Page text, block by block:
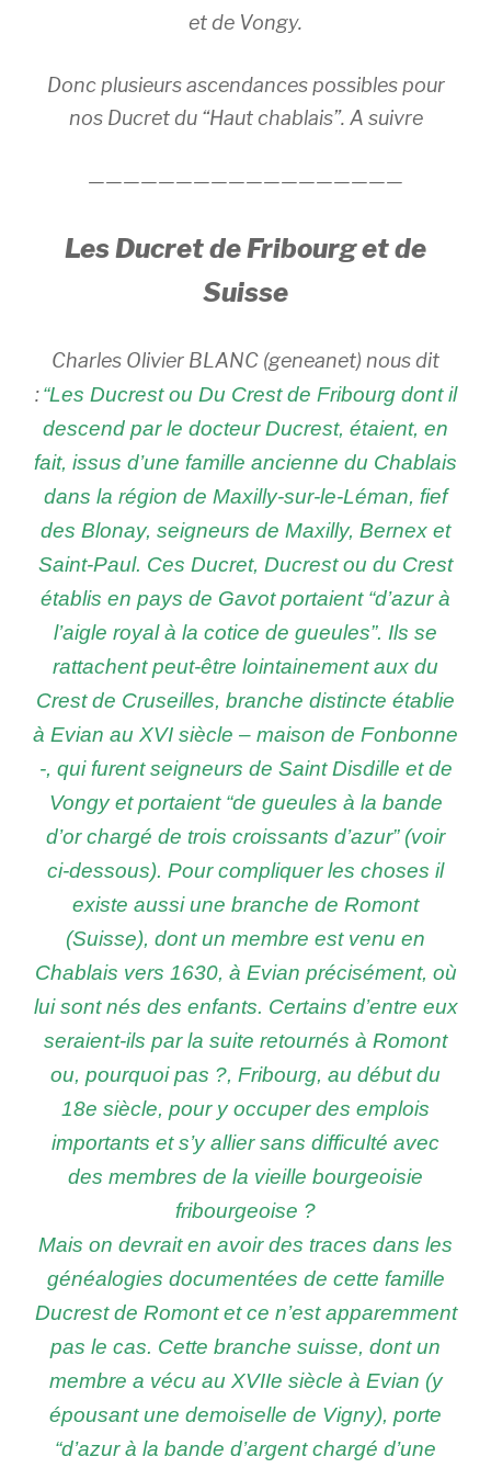
et de Vongy.
Donc plusieurs ascendances possibles pour
nos Ducret du “Haut chablais”. A suivre
——————————————————
Les Ducret de Fribourg et de
Suisse
Charles Olivier BLANC (geneanet) nous dit
: “Les Ducrest ou Du Crest de Fribourg dont il
descend par le docteur Ducrest, étaient, en
fait, issus d’une famille ancienne du Chablais
dans la région de Maxilly-sur-le-Léman, fief
des Blonay, seigneurs de Maxilly, Bernex et
Saint-Paul. Ces Ducret, Ducrest ou du Crest
établis en pays de Gavot portaient “d’azur à
l’aigle royal à la cotice de gueules”. Ils se
rattachent peut-être lointainement aux du
Crest de Cruseilles, branche distincte établie
à Evian au XVI siècle – maison de Fonbonne
-, qui furent seigneurs de Saint Disdille et de
Vongy et portaient “de gueules à la bande
d’or chargé de trois croissants d’azur” (voir
ci-dessous). Pour compliquer les choses il
existe aussi une branche de Romont
(Suisse), dont un membre est venu en
Chablais vers 1630, à Evian précisément, où
lui sont nés des enfants. Certains d’entre eux
seraient-ils par la suite retournés à Romont
ou, pourquoi pas ?, Fribourg, au début du
18e siècle, pour y occuper des emplois
importants et s’y allier sans difficulté avec
des membres de la vieille bourgeoisie
fribourgeoise ?
Mais on devrait en avoir des traces dans les
généalogies documentées de cette famille
Ducrest de Romont et ce n’est apparemment
pas le cas. Cette branche suisse, dont un
membre a vécu au XVIIe siècle à Evian (y
épousant une demoiselle de Vigny), porte
“d’azur à la bande d’argent chargé d’une